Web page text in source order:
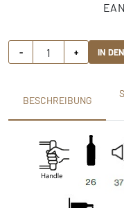
- + IN
BESCHREIBUNG